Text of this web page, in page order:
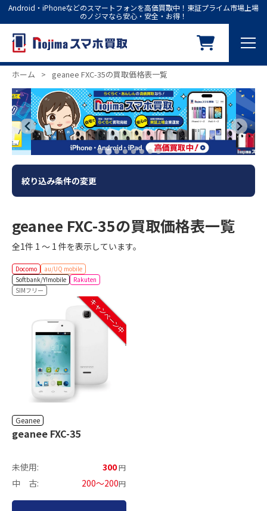
Android・iPhoneなどのスマートフォンを高価買取中！東証プライム市場上場
のノジマなら安心・安全・お得！
ホーム > geanee FXC-35の買取価格表一覧
絞り込み条件の変更
geanee FXC-35の買取価格表一覧
全1件 1 ～ 1 件を表示しています。
Docomo
au/UQ mobile
Softbank/Y!mobile
Rakuten
SIMフリー
キャンペーン中
Geanee
geanee FXC-35
未使用: 300円
中 古: 200～200円